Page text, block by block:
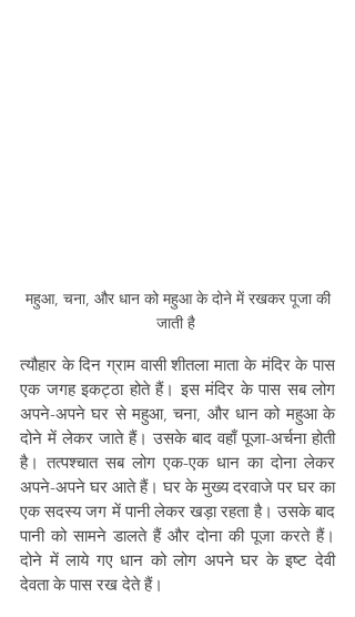
जाती है
त्यौहार के दिन ग्राम वासी शीतला माता के मंदिर के पास
एक जगह इकट्ठा होते हैं। इस मंदिर के पास सब लोग
अपने-अपने घर से महुआ, चना, और धान को महुआ के
दोने में लेकर जाते हैं। उसके बाद वहाँ पूजा-अर्चना होती
है। तत्पश्चात सब लोग एक-एक धान का दोना लेकर
अपने-अपने घर आते हैं। घर के मुख्य दरवाजे पर घर का
एक सदस्य जग में पानी लेकर खड़ा रहता है। उसके बाद
पानी को सामने डालते हैं और दोना की पूजा करते हैं।
दोने में लाये गए धान को लोग अपने घर के इष्ट देवी
देवता के पास रख देते हैं।